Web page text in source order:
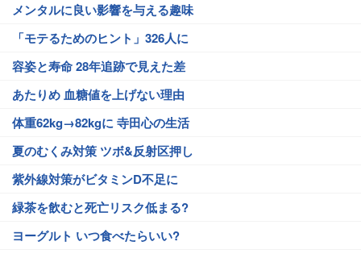
メンタルに良い影響を与える趣味
「モテるためのヒント」326人に
容姿と寿命 28年追跡で見えた差
あたりめ 血糖値を上げない理由
体重62kg→82kgに 寺田心の生活
夏のむくみ対策 ツボ&反射区押し
紫外線対策がビタミンD不足に
緑茶を飲むと死亡リスク低まる?
ヨーグルト いつ食べたらいい?